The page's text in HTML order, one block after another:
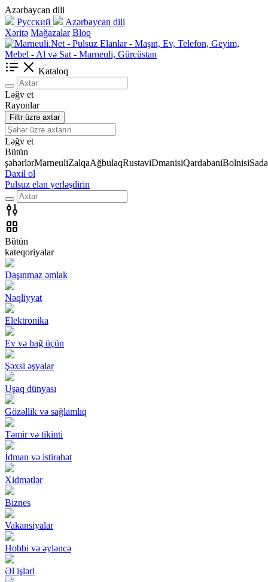
Azərbaycan dili
Русский
Azərbaycan dili
Xəritə Mağazalar Bloq
Kataloq
Ləğv et
Rayonlar
Filtr üzrə axtar
Ləğv et
Bütün
şəhərlərMarneuliZalqaAğbulaqRustaviDmanisiQardabaniBolnisi
Daxil ol
Pulsuz elan yerləşdirin
Bütün
kateqoriyalar
Daşınmaz əmlak
Nəqliyyat
Elektronika
Ev və bağ üçün
Şəxsi əşyalar
Uşaq dünyası
Gözəllik və sağlamlıq
Təmir və tikinti
İdman və istirahət
Xidmətlər
Biznes
Vakansiyalar
Hobbi və əyləncə
Əl işləri